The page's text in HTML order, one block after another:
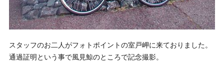
スタッフのお二人がフォトポイントの室戸岬に来ておりました。
通過証明という事で風見鯨のところで記念撮影。